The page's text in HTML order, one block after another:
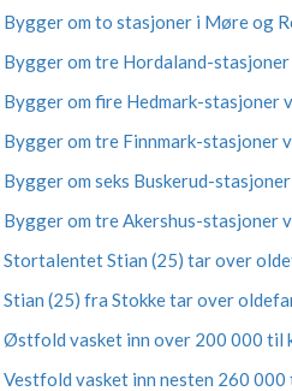
Bygger om to stasjoner i Møre og
Bygger om tre Hordaland-
Bygger om fire Hedmark-stasjoner
Bygger om tre Finnmark-stasjoner
Bygger om seks Buskerud-
Bygger om tre Akershus-stasjoner
Stortalentet Stian (25) tar over
Stian (25) fra Stokke tar over
Østfold vasket inn over 200 000 til
Vestfold vasket inn nesten 260